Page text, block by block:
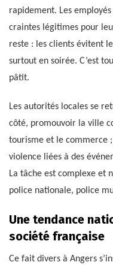
rapidement. Les
craintes légitimes pour
reste : les clients évitent
surtout en soirée. C’est
pâtit.
Les autorités locales se
côté, promouvoir la ville
tourisme et le commerce
violence liées à des
La tâche est complexe et
police nationale, police
Une tendance
société française
Ce fait divers à Angers